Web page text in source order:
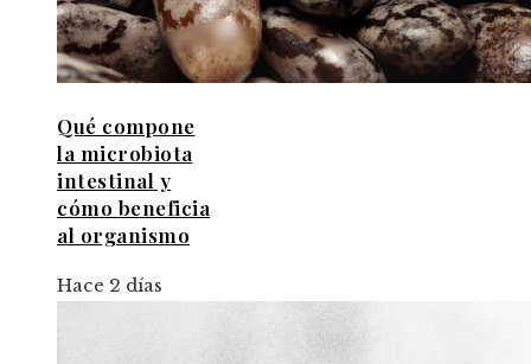
Qué compone
la microbiota
intestinal y
cómo beneficia
al organismo
Hace 2 días